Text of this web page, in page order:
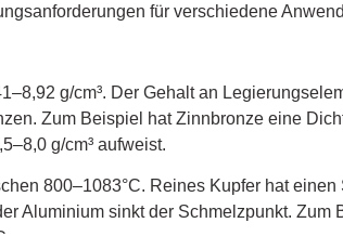
für verschiedene
g/cm³. Der Gehalt an
Zum Beispiel hat Zinnbronze eine
g/cm³ aufweist.
800–1083°C. Reines Kupfer hat einen
Aluminium sinkt der Schmelzpunkt. Zum